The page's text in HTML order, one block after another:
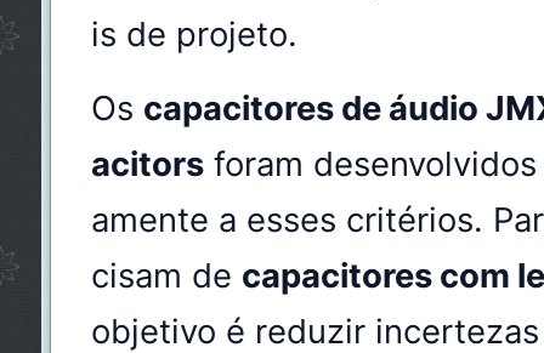
is de projeto.
Os capacitores de áudio
acitorsforam
amente a esses critérios.
cisam de capacitores com
objetivo é reduzir